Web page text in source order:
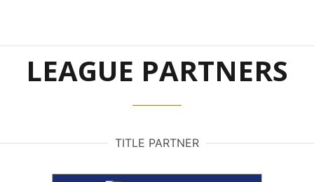
LEAGUE PARTNERS
TITLE PARTNER